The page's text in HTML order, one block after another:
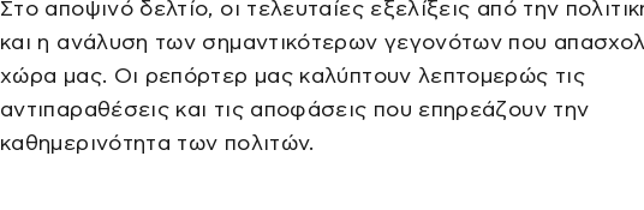
Στο αποψινό δελτίο, οι τελευταίες εξελίξεις από την
και η ανάλυση των σημαντικότερων γεγονότων που
χώρα μας. Οι ρεπόρτερ μας καλύπτουν λεπτομερώς τις
αντιπαραθέσεις και τις αποφάσεις που επηρεάζουν την
καθημερινότητα των πολιτών.